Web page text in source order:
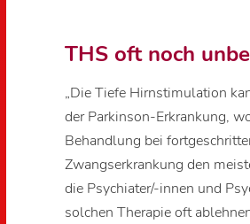
THS oft noch
„Die Tiefe Hirnstimulation
der Parkinson-Erkrankung,
Behandlung bei
Zwangserkrankung den
die Psychiater/-innen und
solchen Therapie oft